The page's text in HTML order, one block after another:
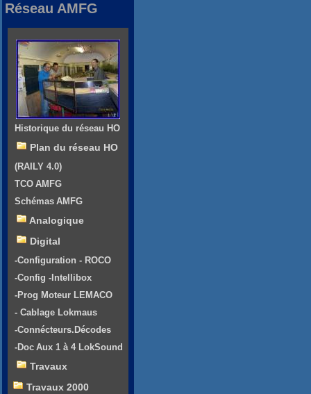
Réseau AMFG
Historique du réseau HO
Plan du réseau HO
(RAILY 4.0)
TCO AMFG
Schémas AMFG
Analogique
Digital
-Configuration - ROCO
-Config -Intellibox
-Prog Moteur LEMACO
- Cablage Lokmaus
-Connécteurs.Décodes
-Doc Aux 1 à 4 LokSound
Travaux
Travaux 2000